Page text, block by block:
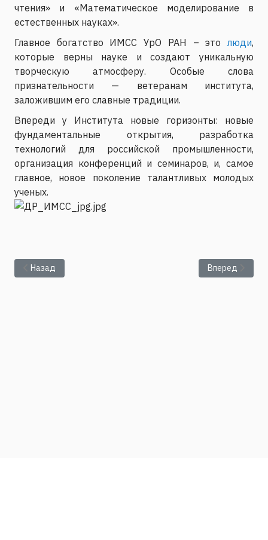
чтения» и «Математическое моделирование в
естественных науках».
Главное богатство ИМСС УрО РАН – это люди,
которые верны науке и создают уникальную
творческую атмосферу. Особые слова
признательности — ветеранам института,
заложившим его славные традиции.
Впереди у Института новые горизонты: новые
фундаментальные открытия, разработка
технологий для российской промышленности,
организация конференций и семинаров, и, самое
главное, новое поколение талантливых молодых
ученых.
Предыдущий: В Новосибирске завершила работу IX
Назад Следующий:
Вперед